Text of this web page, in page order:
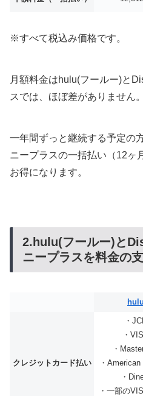
※すべて税込み価格です。
月額料金はhulu(フールー)と
スでは、ほぼ差がありません。
一年間ずっと継続する予定の
ニープラスの一括払い（12ヶ
お得になります。
2.hulu(フールー)と
ニープラスを料金の
hulu
クレジットカード払い
・
・
・
・
・
・一部の